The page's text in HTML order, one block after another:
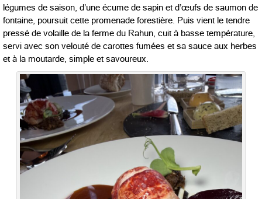
légumes de saison, d’une écume de sapin et d’œufs de saumon de
fontaine, poursuit cette promenade forestière. Puis vient le tendre
pressé de volaille de la ferme du Rahun, cuit à basse température,
servi avec son velouté de carottes fumées et sa sauce aux herbes
et à la moutarde, simple et savoureux.